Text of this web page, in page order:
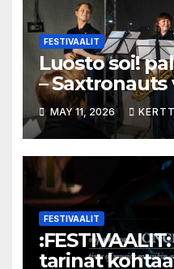
FESTIVAALIT
Luosto soi!
–
seikkailulle
MAY 11, 2026
FESTIVAALIT
tarinat